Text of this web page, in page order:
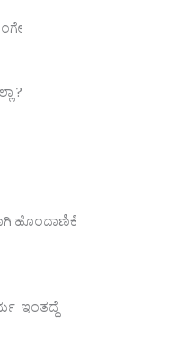
?
ಹೊಂದಾಣಿಕೆ
ಇಂತದ್ದೆ